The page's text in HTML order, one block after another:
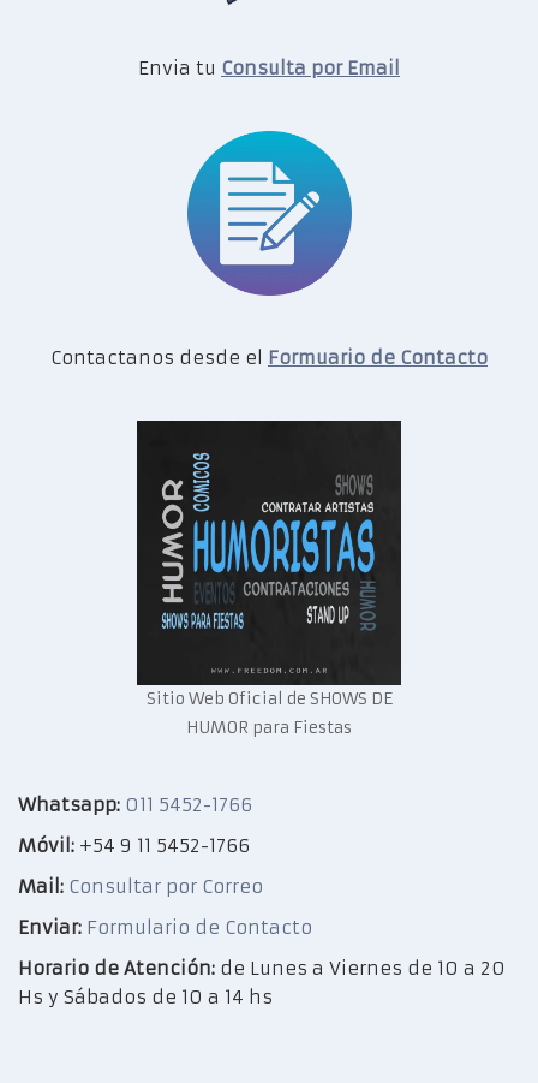
Envia tu Consulta por Email
Contactanos desde el Formuario de Contacto
Sitio Web Oficial de SHOWS DE
HUMOR para Fiestas
Whatsapp: 011 5452-1766
Móvil: +54 9 11 5452-1766
Mail: Consultar por Correo
Enviar: Formulario de Contacto
Horario de Atención: de Lunes a Viernes de 10 a 20
Hs y Sábados de 10 a 14 hs